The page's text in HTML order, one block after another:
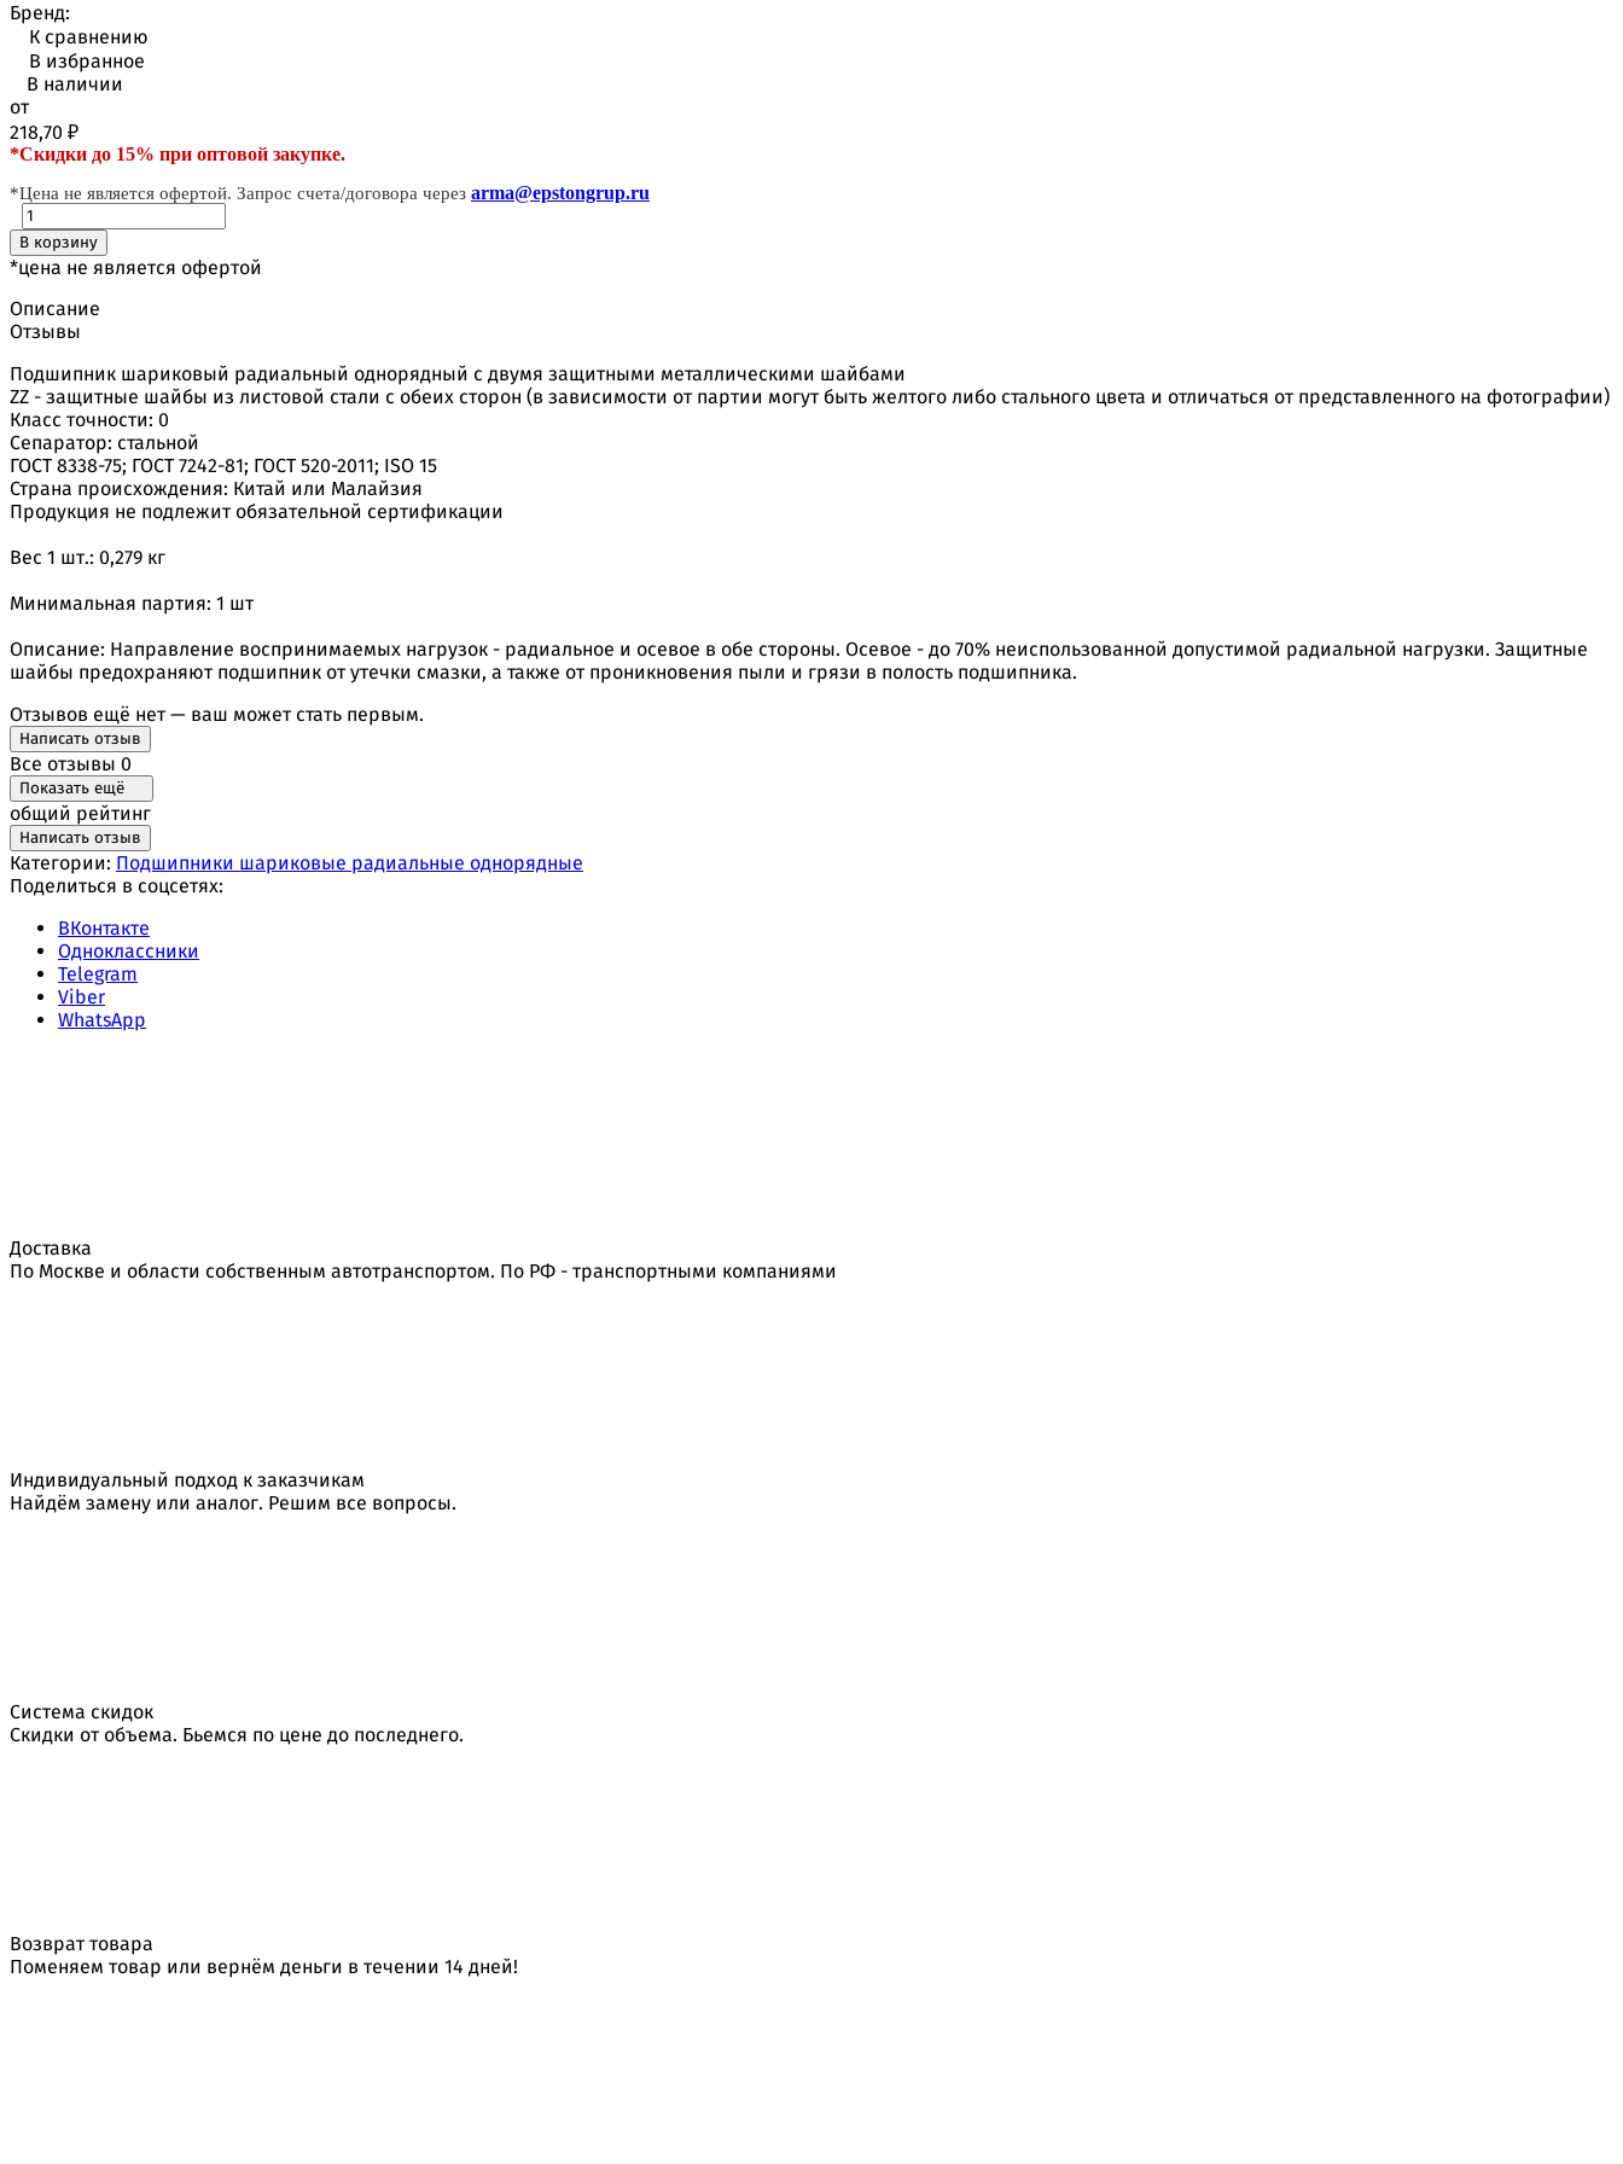
Бренд:
К сравнению
В избранное
В наличии
от
218,70 ₽
*Скидки до 15% при оптовой закупке.
*Цена не является офертой. Запрос счета/договора через arma@epstongrup.ru
В корзину
*цена не является офертой
Описание
Отзывы
Подшипник шариковый радиальный однорядный с двумя защитными металлическими шайбами
ZZ - защитные шайбы из листовой стали с обеих сторон (в зависимости от партии могут быть желтого либо стального цвета и отличаться от представленного на фотографии)
Класс точности: 0
Сепаратор: стальной
ГОСТ 8338-75; ГОСТ 7242-81; ГОСТ 520-2011; ISO 15
Страна происхождения: Китай или Малайзия
Продукция не подлежит обязательной сертификации
Вес 1 шт.: 0,279 кг
Минимальная партия: 1 шт
Описание: Направление воспринимаемых нагрузок - радиальное и осевое в обе стороны. Осевое - до 70% неиспользованной допустимой радиальной нагрузки. Защитные
шайбы предохраняют подшипник от утечки смазки, а также от проникновения пыли и грязи в полость подшипника.
Отзывов ещё нет — ваш может стать первым.
Написать отзыв
Все отзывы 0
Показать ещё
общий рейтинг
Написать отзыв
Категории: Подшипники шариковые радиальные однорядные
Поделиться в соцсетях:
ВКонтакте
Одноклассники
Telegram
Viber
WhatsApp
Доставка
По Москве и области собственным автотранспортом. По РФ - транспортными компаниями
Индивидуальный подход к заказчикам
Найдём замену или аналог. Решим все вопросы.
Система скидок
Скидки от объема. Бьемся по цене до последнего.
Возврат товара
Поменяем товар или вернём деньги в течении 14 дней!